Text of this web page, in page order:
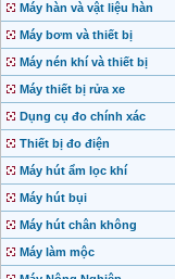
Máy hàn và vật liệu hàn
Máy bơm và thiết bị
Máy nén khí và thiết bị
Máy thiết bị rửa xe
Dụng cụ đo chính xác
Thiết bị đo điện
Máy hút ẩm lọc khí
Máy hút bụi
Máy hút chân không
Máy làm mộc